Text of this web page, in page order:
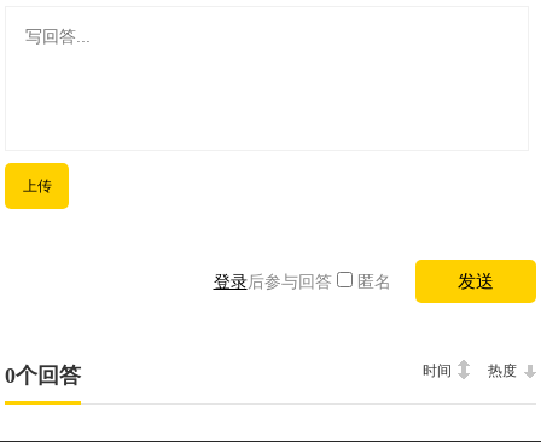
上传
登录后参与回答 匿名
0个回答 热度
时间